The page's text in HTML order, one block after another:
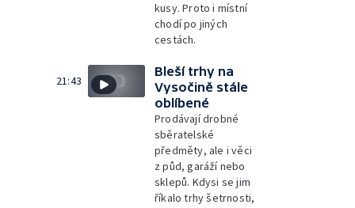
kusy. Proto i místní
chodí po jiných
cestách.
21:43
Bleší trhy na
Vysočině stále
oblíbené
Prodávají drobné
sběratelské
předměty, ale i věci
z půd, garáží nebo
sklepů. Kdysi se jim
říkalo trhy šetrnosti,